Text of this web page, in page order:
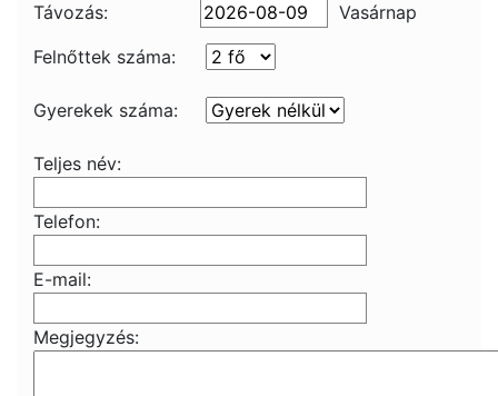
Távozás:
Vasárnap
Felnőttek száma:
Gyerekek száma:
Teljes név:
Telefon:
E-mail:
Megjegyzés: